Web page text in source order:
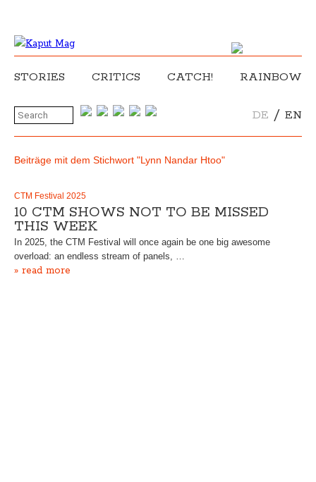
STORIES CRITICS CATCH! RAINBOW
DE / EN
Beiträge mit dem Stichwort "Lynn Nandar Htoo"
CTM Festival 2025
10 CTM SHOWS NOT TO BE MISSED
THIS WEEK
In 2025, the CTM Festival will once again be one big awesome
overload: an endless stream of panels, …
» read more